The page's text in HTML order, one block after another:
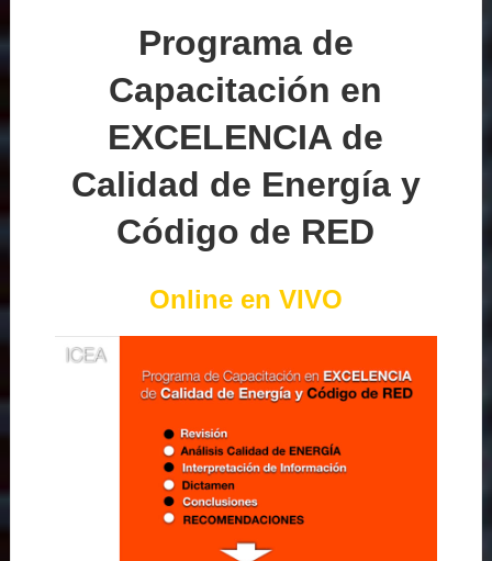
Programa de
Capacitación en
EXCELENCIA de
Calidad de Energía y
Código de RED
Online en VIVO